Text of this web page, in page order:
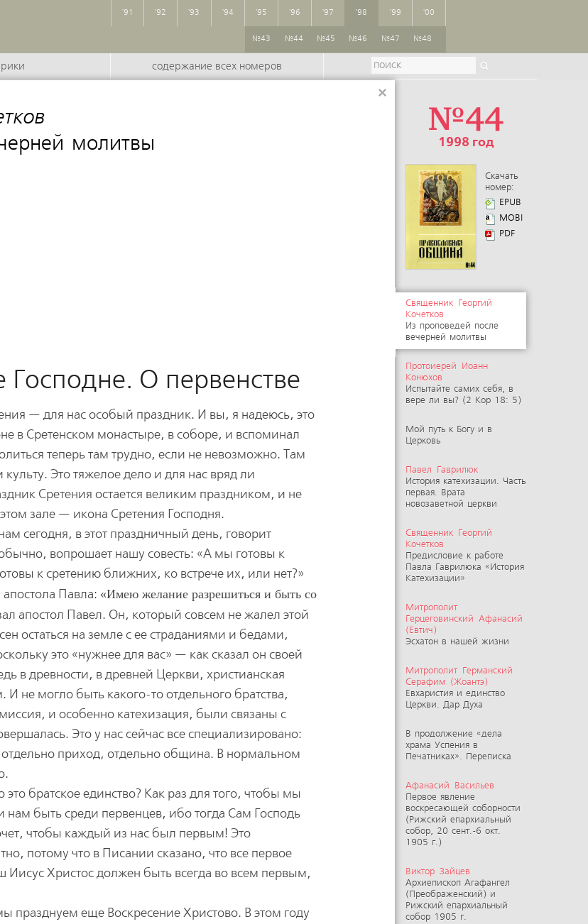
'91 '92 '93 '94 '95 '96 '97 '98
№43 №44 №45 №46 №47 №48
'99 '00
содержание всех номеров
№44
1998 год
Скачать
номер:
EPUB
MOBI
PDF
Священник Георгий
Кочетков
Из проповедей после
вечерней молитвы
Протоиерей Иоанн
Конюхов
Испытайте самих себя, в
вере ли вы? (2 Кор 18: 5)
Мой путь к Богу и в
Церковь
Павел Гаврилюк
История катехизации. Часть
первая. Врата
новозаветной церкви
Священник Георгий
Кочетков
Предисловие к работе
Павла Гаврилюка «История
Катехизации»
Митрополит
Герцеговинский Афанасий
(Евтич)
Эсхатон в нашей жизни
Митрополит Германский
Серафим (Жоантэ)
Евхаристия и единство
Церкви. Дар Духа
В продолжение «дела
храма Успения в
Печатниках». Переписка
Афанасий Васильев
Первое явление
воскресающей соборности
(Рижский епархиальный
собор, 20 сент.-6 окт.
1905 г.)
Виктор Зайцев
Архиепископ Агафангел
(Преображенский) и
Рижский епархиальный
собор 1905 г.
молитвы
О первенстве
— для нас особый праздник. И вы, я надеюсь, это
в Сретенском монастыре, в соборе, и вспоминал
теперь там трудно, если не невозможно. Там
Это тяжелое дело и для нас вряд ли
Сретения остается великим праздником, и не
зале — икона Сретения Господня.
сегодня, в этот праздничный день, говорит
вопрошает нашу совесть: «А мы готовы к
к сретению ближних, ко встрече их, или нет?»
апостола Павла:
Имею желание разрешиться и быть со
апостол Павел. Он, который совсем не жалел этой
остаться на земле с ее страданиями и бедами,
это «нужнее для вас» — как сказал он своей
в древности, в древней Церкви, христианская
не могло быть какого-то отдельного братства,
и особенно катехизация, были связаны с
Это у нас сейчас все специализировано:
приход, отдельно община. В нормальном
братское единство? Как раз для того, чтобы мы
быть среди первенцев, ибо тогда Сам Господь
чтобы каждый из нас был первым! Это
потому что в Писании сказано, что все первое
Иисус Христос должен быть всегда во всем первым,
празднуем еще Воскресение Христово. В этом году
×